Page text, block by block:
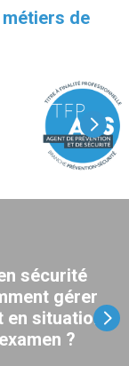
de
sécurité
gérer
situation
?